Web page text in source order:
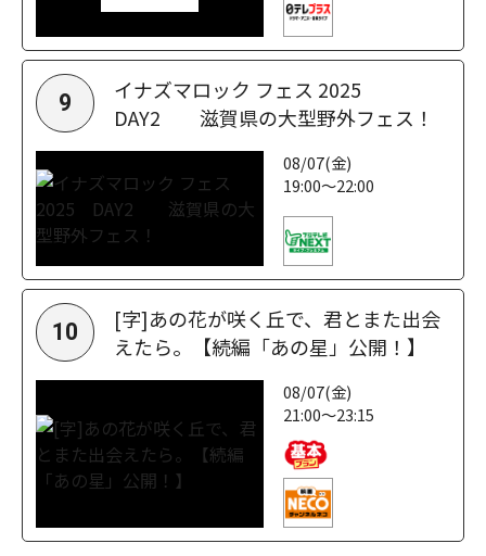
9
イナズマロック フェス 2025
DAY2 滋賀県の大型野外フェス！
08/07(金)
19:00～22:00
10
[字]あの花が咲く丘で、君とまた出会
えたら。【続編「あの星」公開！】
08/07(金)
21:00～23:15